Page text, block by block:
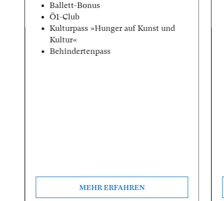
Ballett-Bonus
Ö1-Club
Kulturpass »Hunger auf Kunst und
Kultur«
Behindertenpass
MEHR ERFAHREN